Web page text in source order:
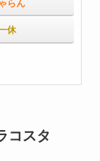
らん
休
コスタ